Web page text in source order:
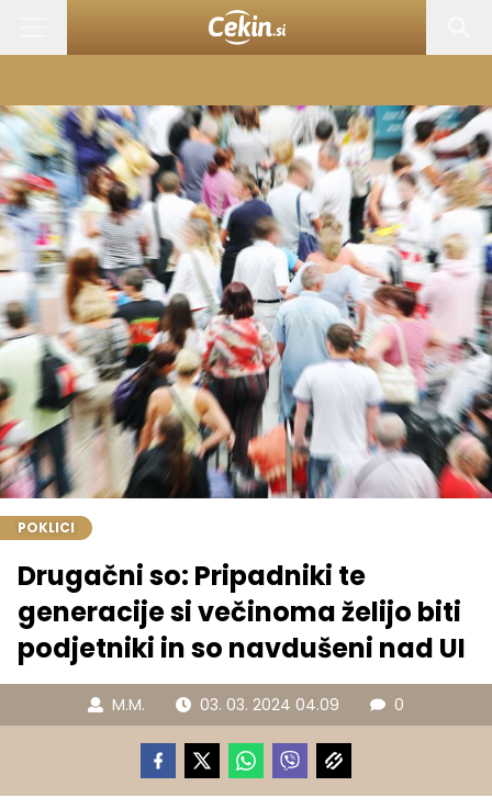
POKLICI
Drugačni so: Pripadniki te
generacije si večinoma želijo biti
podjetniki in so navdušeni nad UI
M.M. 03. 03. 2024 04.09 0